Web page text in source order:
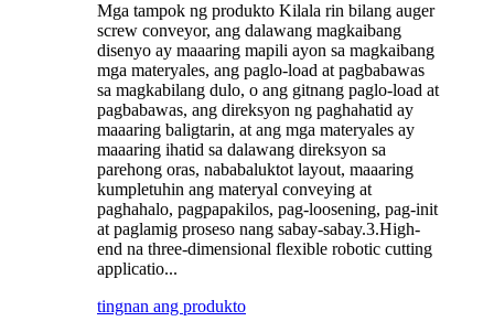
Mga tampok ng produkto Kilala rin bilang auger
screw conveyor, ang dalawang magkaibang
disenyo ay maaaring mapili ayon sa magkaibang
mga materyales, ang paglo-load at pagbabawas
sa magkabilang dulo, o ang gitnang paglo-load at
pagbabawas, ang direksyon ng paghahatid ay
maaaring baligtarin, at ang mga materyales ay
maaaring ihatid sa dalawang direksyon sa
parehong oras, nababaluktot layout, maaaring
kumpletuhin ang materyal conveying at
paghahalo, pagpapakilos, pag-loosening, pag-init
at paglamig proseso nang sabay-sabay.3.High-
end na three-dimensional flexible robotic cutting
applicatio...
tingnan ang produkto